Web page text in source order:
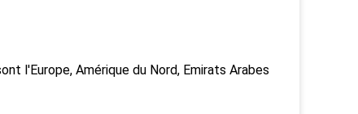
l'Europe, Amérique du Nord, Emirats Arabes